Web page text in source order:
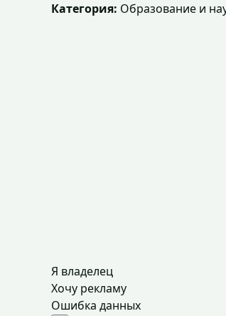
Категория: Образование и
Я владелец
Хочу рекламу
Ошибка данных